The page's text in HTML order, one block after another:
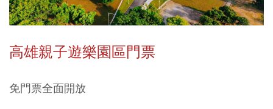
高雄親子遊樂園區門票
免門票全面開放